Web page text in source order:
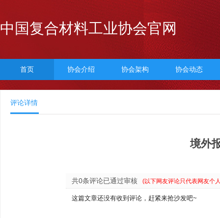
中国复合材料工业协会官网
首页 协会介绍 协会架构 协会动态
评论详情
境外
共0条评论已通过审核 (以下网友评论只代表网友个
这篇文章还没有收到评论，赶紧来抢沙发吧~